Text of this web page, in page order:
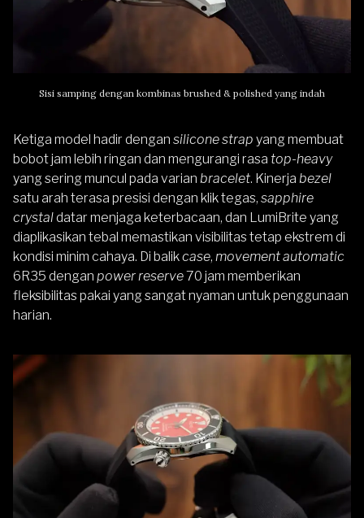
Sisi samping dengan kombinas brushed & polished yang indah
Ketiga model hadir dengan silicone strap yang membuat
bobot jam lebih ringan dan mengurangi rasa top-heavy
yang sering muncul pada varian bracelet. Kinerja bezel
satu arah terasa presisi dengan klik tegas, sapphire
crystaldatar menjaga keterbacaan, dan LumiBrite yang
diaplikasikan tebal memastikan visibilitas tetap ekstrem di
kondisi minim cahaya. Di balikcase, movement automatic
6R35 dengan power reserve70 jam memberikan
fleksibilitas pakai yang sangat nyaman untuk penggunaan
harian.